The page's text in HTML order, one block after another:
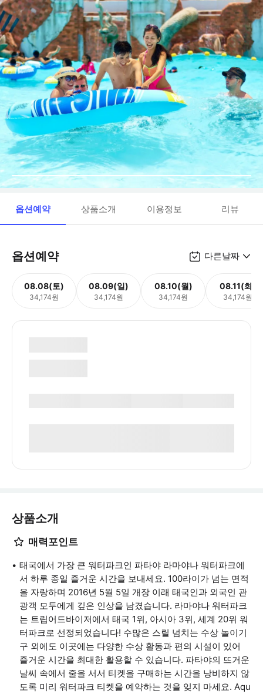
옵션예약 상품소개 이용정보 리뷰
옵션예약 다른날짜
08.08(토)
34,174원
08.09(일)
34,174원
08.10(월)
34,174원
08.11(화)
34,174원
상품소개
매력포인트
태국에서 가장 큰 워터파크인 파타야 라마야나 워터파크에
서 하루 종일 즐거운 시간을 보내세요. 100라이가 넘는 면적
을 자랑하며 2016년 5월 5일 개장 이래 태국인과 외국인 관
광객 모두에게 깊은 인상을 남겼습니다. 라마야나 워터파크
는 트립어드바이저에서 태국 1위, 아시아 3위, 세계 20위 워
터파크로 선정되었습니다! 수많은 스릴 넘치는 수상 놀이기
구 외에도 이곳에는 다양한 수상 활동과 편의 시설이 있어
즐거운 시간을 최대한 활용할 수 있습니다. 파타야의 뜨거운
날씨 속에서 줄을 서서 티켓을 구매하는 시간을 낭비하지 않
도록 미리 워터파크 티켓을 예약하는 것을 잊지 마세요. Aqu